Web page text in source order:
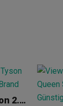
Dynamite Diesel - Tyson 2.0 X RQS